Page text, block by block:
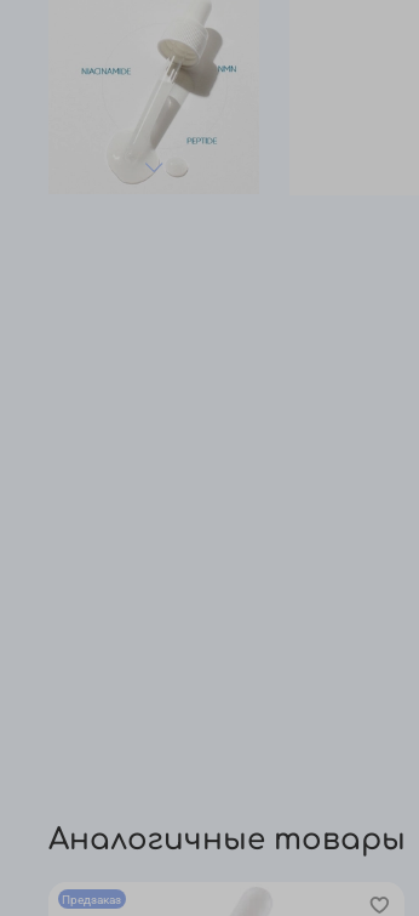
Аналогичные товары
Предзаказ